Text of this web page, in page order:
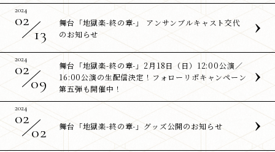
2024
02
13
舞台「地獄楽-終の章-」 アンサンブルキャスト交代
のお知らせ
2024
02
09
舞台「地獄楽-終の章-」2月18日（日）12:00公演／
16:00公演の生配信決定！フォローリポキャンペーン
第五弾も開催中！
2024
02
02 舞台「地獄楽-終の章-」グッズ公開のお知らせ